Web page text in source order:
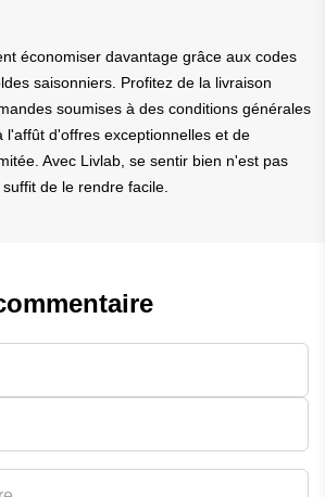
économiser davantage grâce aux codes
saisonniers. Profitez de la livraison
soumises à des conditions générales
l'affût d'offres exceptionnelles et de
Avec Livlab, se sentir bien n'est pas
de le rendre facile.